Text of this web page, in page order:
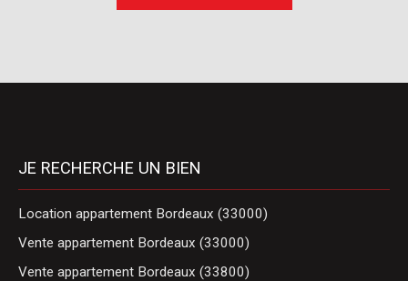
JE RECHERCHE UN BIEN
Location appartement Bordeaux (33000)
Vente appartement Bordeaux (33000)
Vente appartement Bordeaux (33800)